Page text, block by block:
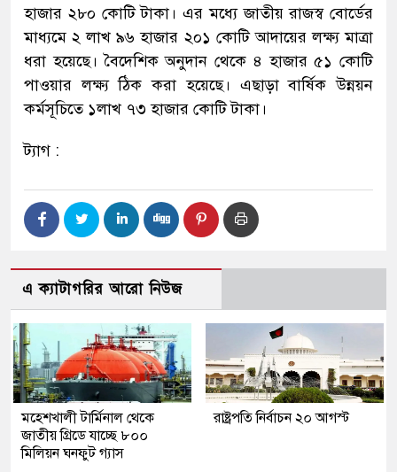
হাজার ২৮০ কোটি টাকা। এর মধ্যে জাতীয় রাজস্ব বোর্ডের
মাধ্যমে ২ লাখ ৯৬ হাজার ২০১ কোটি আদায়ের লক্ষ্য মাত্রা
ধরা হয়েছে। বৈদেশিক অনুদান থেকে ৪ হাজার ৫১ কোটি
পাওয়ার লক্ষ্য ঠিক করা হয়েছে। এছাড়া বার্ষিক উন্নয়ন
কর্মসূচিতে ১লাখ ৭৩ হাজার কোটি টাকা।
ট্যাগ :
এ ক্যাটাগরির আরো নিউজ
মহেশখালী টার্মিনাল থেকে
জাতীয় গ্রিডে যাচ্ছে ৮০০
মিলিয়ন ঘনফুট গ্যাস
রাষ্ট্রপতি নির্বাচন ২০ আগস্ট